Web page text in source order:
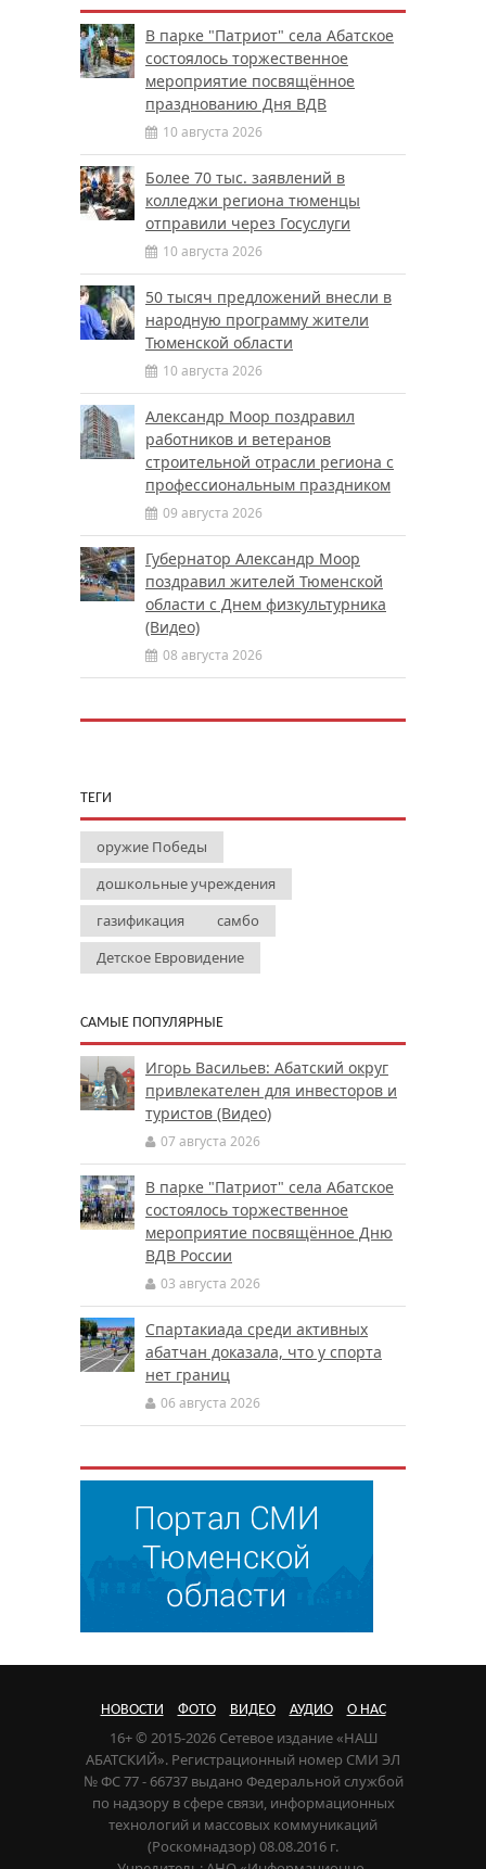
В парке "Патриот" села Абатское
состоялось торжественное
мероприятие посвящённое
празднованию Дня ВДВ
10 августа 2026
Более 70 тыс. заявлений в
колледжи региона тюменцы
отправили через Госуслуги
10 августа 2026
50 тысяч предложений внесли в
народную программу жители
Тюменской области
10 августа 2026
Александр Моор поздравил
работников и ветеранов
строительной отрасли региона с
профессиональным праздником
09 августа 2026
Губернатор Александр Моор
поздравил жителей Тюменской
области с Днем физкультурника
(Видео)
08 августа 2026
ТЕГИ
оружие Победы
дошкольные учреждения
газификация
самбо
Детское Евровидение
САМЫЕ ПОПУЛЯРНЫЕ
Игорь Васильев: Абатский округ
привлекателен для инвесторов и
туристов (Видео)
07 августа 2026
В парке "Патриот" села Абатское
состоялось торжественное
мероприятие посвящённое Дню
ВДВ России
03 августа 2026
Спартакиада среди активных
абатчан доказала, что у спорта
нет границ
06 августа 2026
НОВОСТИ ФОТО ВИДЕО АУДИО О НАС
16+ © 2015-2026 Сетевое издание «НАШ
АБАТСКИЙ». Регистрационный номер СМИ ЭЛ
№ ФС 77 - 66737 выдано Федеральной службой
по надзору в сфере связи, информационных
технологий и массовых коммуникаций
(Роскомнадзор) 08.08.2016 г.